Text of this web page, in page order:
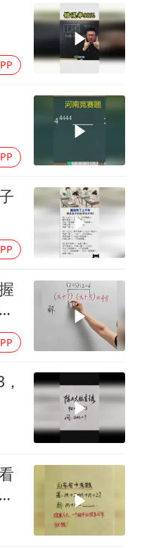
州河水强排至黄浦江
百花奖
真理之光，何以能照亮复兴之路？